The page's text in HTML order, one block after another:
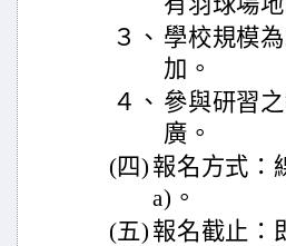
３、 學校規模
加。
４、 參與研習
廣。
(四) 報名方式：
a)。
(五) 報名截止：